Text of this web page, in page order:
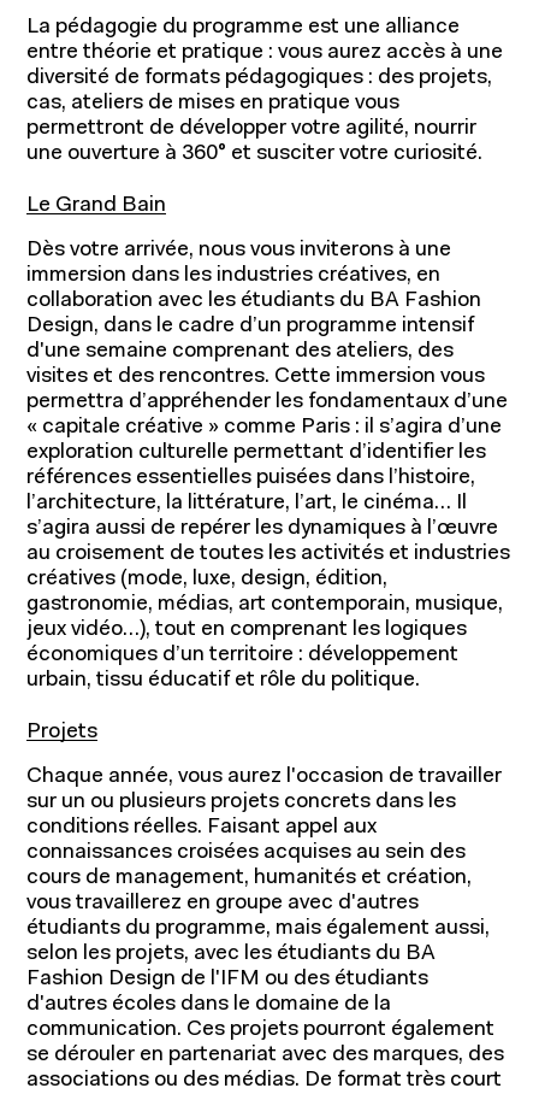
La pédagogie du programme est une alliance
entre théorie et pratique : vous aurez accès à une
diversité de formats pédagogiques : des projets,
cas, ateliers de mises en pratique vous
permettront de développer votre agilité, nourrir
une ouverture à 360° et susciter votre curiosité.
Le Grand Bain
Dès votre arrivée, nous vous inviterons à une
immersion dans les industries créatives, en
collaboration avec les étudiants du BA Fashion
Design, dans le cadre d’un programme intensif
d'une semaine comprenant des ateliers, des
visites et des rencontres. Cette immersion vous
permettra d’appréhender les fondamentaux d’une
« capitale créative » comme Paris : il s’agira d’une
exploration culturelle permettant d’identifier les
références essentielles puisées dans l’histoire,
l’architecture, la littérature, l’art, le cinéma… Il
s’agira aussi de repérer les dynamiques à l’œuvre
au croisement de toutes les activités et industries
créatives (mode, luxe, design, édition,
gastronomie, médias, art contemporain, musique,
jeux vidéo…), tout en comprenant les logiques
économiques d’un territoire : développement
urbain, tissu éducatif et rôle du politique.
Projets
Chaque année, vous aurez l'occasion de travailler
sur un ou plusieurs projets concrets dans les
conditions réelles. Faisant appel aux
connaissances croisées acquises au sein des
cours de management, humanités et création,
vous travaillerez en groupe avec d'autres
étudiants du programme, mais également aussi,
selon les projets, avec les étudiants du BA
Fashion Design de l'IFM ou des étudiants
d'autres écoles dans le domaine de la
communication. Ces projets pourront également
se dérouler en partenariat avec des marques, des
associations ou des médias. De format très court